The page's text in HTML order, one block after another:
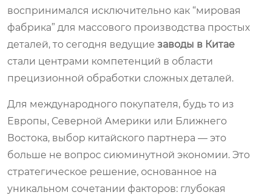
воспринимался исключительно как “мировая
фабрика” для массового производства простых
деталей, то сегодня ведущие заводы в Китае
стали центрами компетенций в области
прецизионной обработки сложных деталей.
Для международного покупателя, будь то из
Европы, Северной Америки или Ближнего
Востока, выбор китайского партнера — это
больше не вопрос сиюминутной экономии. Это
стратегическое решение, основанное на
уникальном сочетании факторов: глубокая